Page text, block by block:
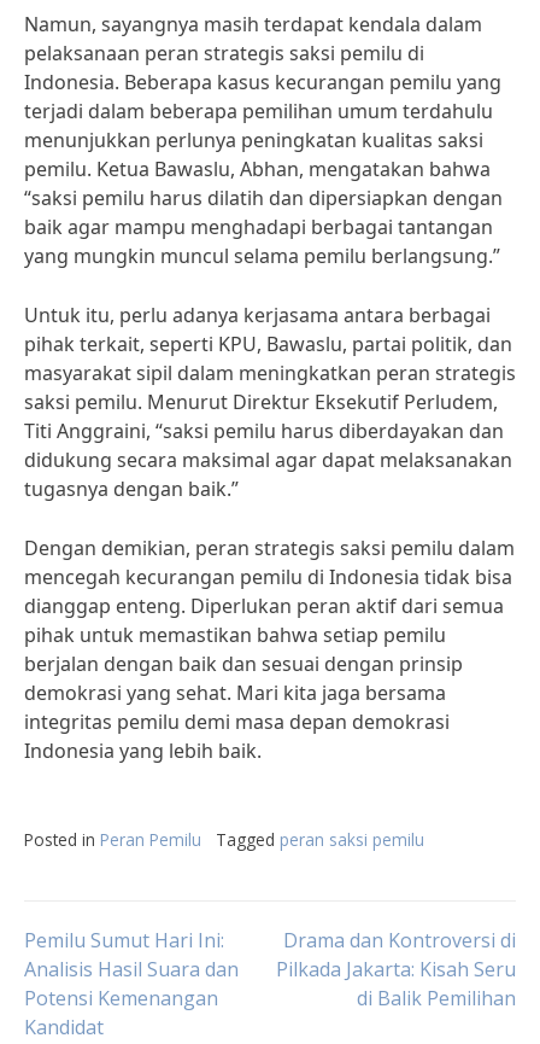
Namun, sayangnya masih terdapat kendala dalam
pelaksanaan peran strategis saksi pemilu di
Indonesia. Beberapa kasus kecurangan pemilu yang
terjadi dalam beberapa pemilihan umum terdahulu
menunjukkan perlunya peningkatan kualitas saksi
pemilu. Ketua Bawaslu, Abhan, mengatakan bahwa
“saksi pemilu harus dilatih dan dipersiapkan dengan
baik agar mampu menghadapi berbagai tantangan
yang mungkin muncul selama pemilu berlangsung.”
Untuk itu, perlu adanya kerjasama antara berbagai
pihak terkait, seperti KPU, Bawaslu, partai politik, dan
masyarakat sipil dalam meningkatkan peran strategis
saksi pemilu. Menurut Direktur Eksekutif Perludem,
Titi Anggraini, “saksi pemilu harus diberdayakan dan
didukung secara maksimal agar dapat melaksanakan
tugasnya dengan baik.”
Dengan demikian, peran strategis saksi pemilu dalam
mencegah kecurangan pemilu di Indonesia tidak bisa
dianggap enteng. Diperlukan peran aktif dari semua
pihak untuk memastikan bahwa setiap pemilu
berjalan dengan baik dan sesuai dengan prinsip
demokrasi yang sehat. Mari kita jaga bersama
integritas pemilu demi masa depan demokrasi
Indonesia yang lebih baik.
Posted in Peran Pemilu Tagged peran saksi pemilu
Post
navigation
Pemilu Sumut Hari Ini:
Analisis Hasil Suara dan
Potensi Kemenangan
Kandidat
Drama dan Kontroversi di
Pilkada Jakarta: Kisah Seru
di Balik Pemilihan